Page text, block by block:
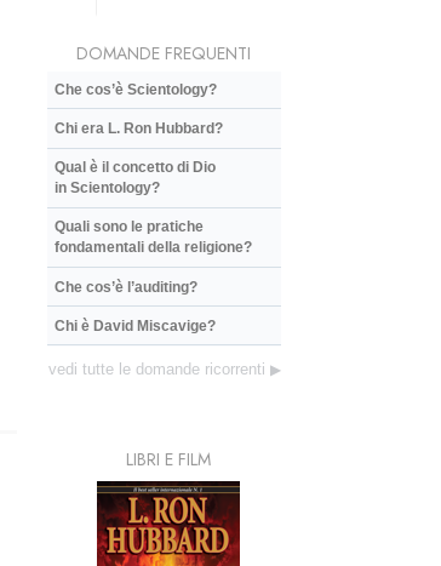
DOMANDE FREQUENTI
Che cos’è Scientology?
Chi era L. Ron Hubbard?
Qual è il concetto di Dio
in Scientology?
Quali sono le pratiche
fondamentali della religione?
Che cos’è l’auditing?
Chi è David Miscavige?
vedi tutte le domande ricorrenti ▶
LIBRI E FILM